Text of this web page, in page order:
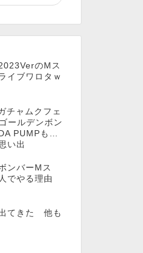
のMス
イブワロタｗ
チャムクフェ
ールデンボン
PUMPも…
い出
ンバーMス
でやる理由
てきた 他も